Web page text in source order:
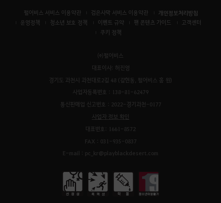
펄어비스 서비스 이용약관 검은사막 서비스 이용약관 개인정보처리방침
운영정책 청소년 보호 정책 이벤트 규약 팬 콘텐츠 가이드
고객센터
쿠키 정책
㈜펄어비스
대표이사: 허진영
경기도 과천시 과천대로2길 48 (갈현동, 펄어비스 홈 원)
사업자등록번호 : 138-81-62479
통신판매업 신고번호 : 2022-경기과천-0177
사업자 정보 확인
대표번호: 1661-8572
FAX : 031-935-0837
E-mail : pc_kr@playblackdesert.com